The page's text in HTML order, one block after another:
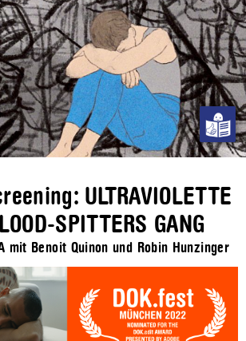
ULTRAVIOLETTE
SPITTERS GANG
mit Benoit Quinon und Robin Hunzinger